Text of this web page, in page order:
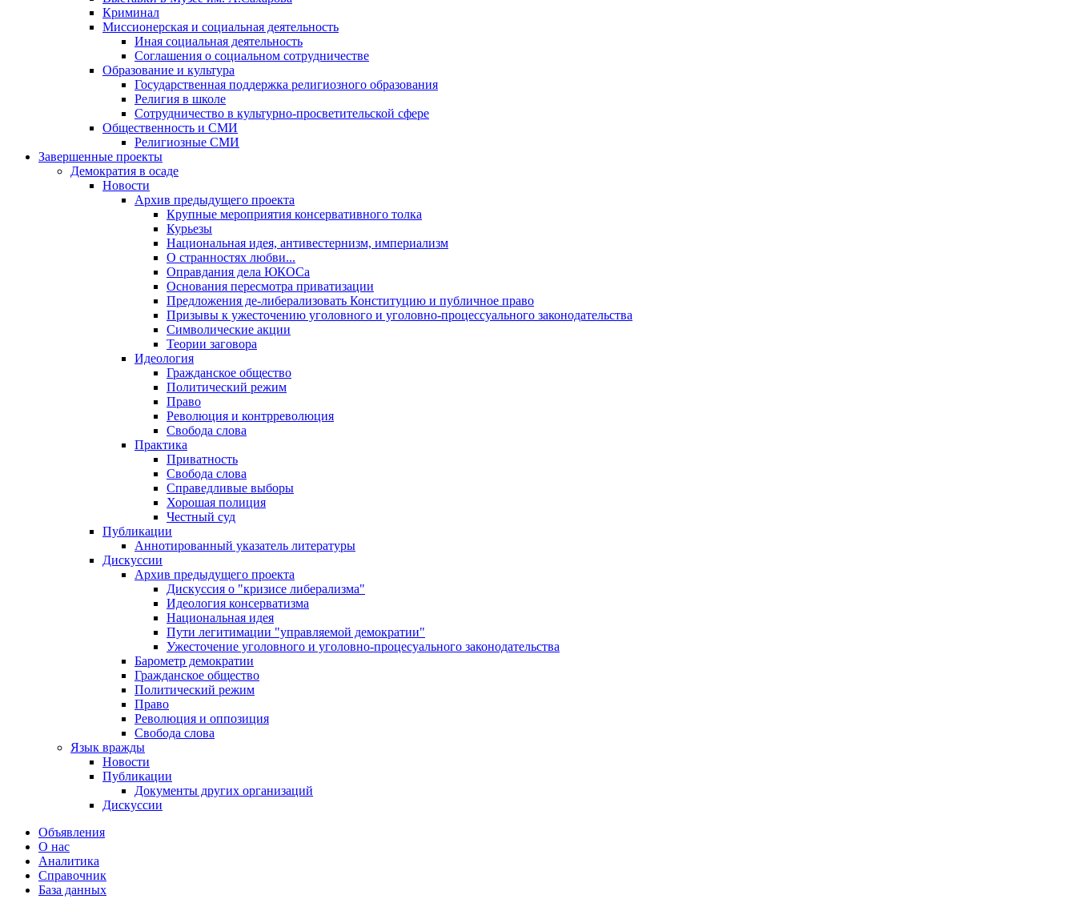
Криминал
Миссионерская и социальная деятельность
Иная социальная деятельность
Соглашения о социальном сотрудничестве
Образование и культура
Государственная поддержка религиозного образования
Религия в школе
Сотрудничество в культурно-просветительской сфере
Общественность и СМИ
Религиозные СМИ
Завершенные проекты
Демократия в осаде
Новости
Архив предыдущего проекта
Крупные мероприятия консервативного толка
Курьезы
Национальная идея, антивестернизм, империализм
О странностях любви...
Оправдания дела ЮКОСа
Основания пересмотра приватизации
Предложения де-либерализовать Конституцию и публичное право
Призывы к ужесточению уголовного и уголовно-процессуального законодательства
Символические акции
Теории заговора
Идеология
Гражданское общество
Политический режим
Право
Революция и контрреволюция
Свобода слова
Практика
Приватность
Свобода слова
Справедливые выборы
Хорошая полиция
Честный суд
Публикации
Аннотированный указатель литературы
Дискуссии
Архив предыдущего проекта
Дискуссия о "кризисе либерализма"
Идеология консерватизма
Национальная идея
Пути легитимации "управляемой демократии"
Ужесточение уголовного и уголовно-процесуального законодательства
Барометр демократии
Гражданское общество
Политический режим
Право
Революция и оппозиция
Свобода слова
Язык вражды
Новости
Публикации
Документы других организаций
Дискуссии
Объявления
О нас
Аналитика
Справочник
База данных